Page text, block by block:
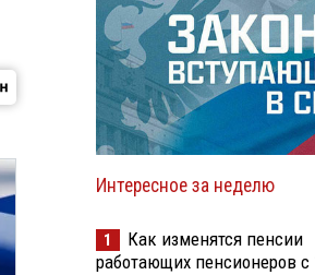
Интересное за неделю
1
Как изменятся пенсии
работающих пенсионеров с